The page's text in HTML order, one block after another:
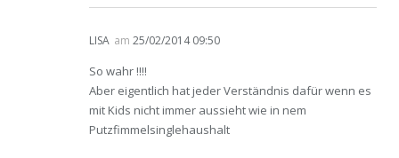
LISA am 25/02/2014 09:50
So wahr !!!!
Aber eigentlich hat jeder Verständnis dafür wenn es
mit Kids nicht immer aussieht wie in nem
Putzfimmelsinglehaushalt